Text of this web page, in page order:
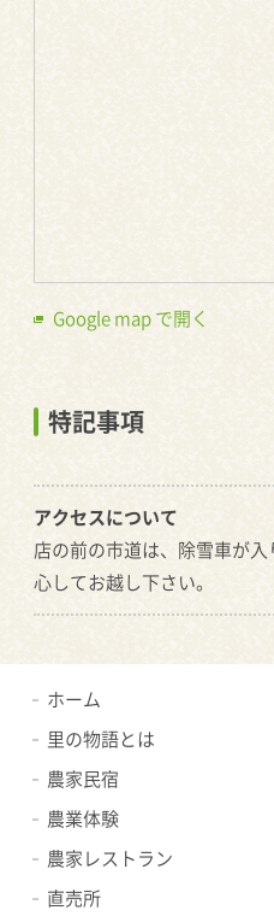
Google map で開く
特記事項
アクセスについて
店の前の市道は、除雪車が
心してお越し下さい。
ホーム
里の物語とは
農家民宿
農業体験
農家レストラン
直売所